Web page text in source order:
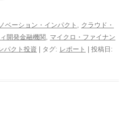
ベーション・インパクト , クラウド・
開発金融機関 , マイクロ・ファイナン
パクト投資 | タグ: レポート
| 投稿日: